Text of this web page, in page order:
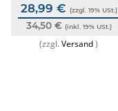
VdS-zertifiziert,
wartungsfrei
28,99 € (zzgl. 19% USt.)
34,50 € (inkl. 19% USt.)
(zzgl.Versand)